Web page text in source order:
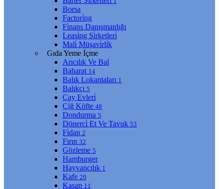
Borsa
Factori̇ng
Fi̇nans Danışmanlığı
Leasi̇ng Şi̇rketleri̇
Mali̇ Müşavi̇rli̇k
Gıda Yeme İçme
Arıcılık Ve Bal
Baharat 14
Balık Lokantaları 1
Balıkçı 5
Çay Evleri̇
Çi̇ğ Köfte 48
Dondurma 5
Dönerci̇ Et Ve Tavuk 53
Fi̇dan 2
Fırın 32
Gözleme 5
Hamburger
Hayvancılık 1
Kafe 20
Kasap 11